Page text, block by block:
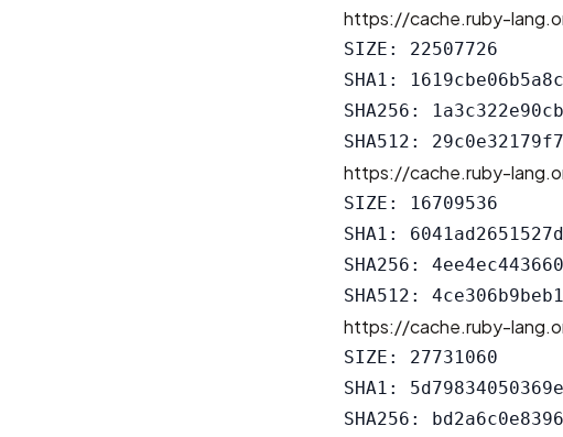
https://cache.ruby-
SIZE: 22507726
SHA1:
SHA256:
https://cache.ruby-
SIZE: 16709536
SHA1:
SHA256:
https://cache.ruby-
SIZE: 27731060
SHA1:
SHA256: